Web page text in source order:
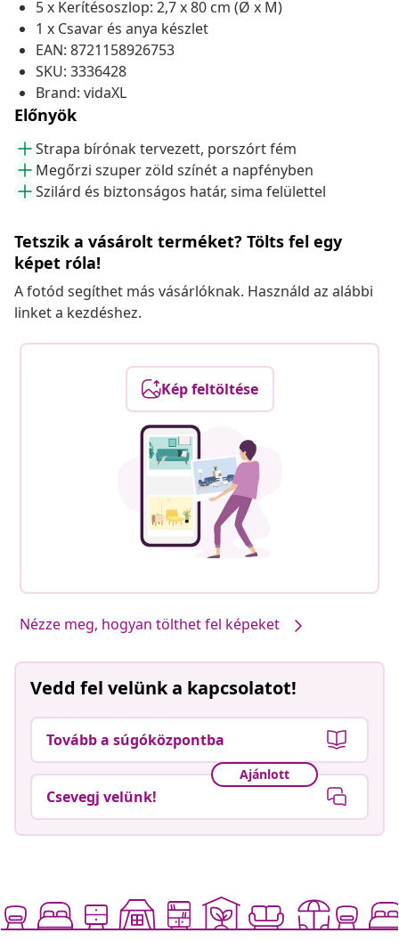
5 x Kerítésoszlop: 2,7 x 80 cm (Ø x M)
1 x Csavar és anya készlet
EAN: 8721158926753
SKU: 3336428
Brand: vidaXL
Előnyök
Strapa bírónak tervezett, porszórt fém
Megőrzi szuper zöld színét a napfényben
Szilárd és biztonságos határ, sima felülettel
Tetszik a vásárolt terméket? Tölts fel egy
képet róla!
A fotód segíthet más vásárlóknak. Használd az alábbi
linket a kezdéshez.
Kép feltöltése
Nézze meg, hogyan tölthet fel képeket
Vedd fel velünk a kapcsolatot!
Tovább a súgóközpontba
Ajánlott
Csevegj velünk!